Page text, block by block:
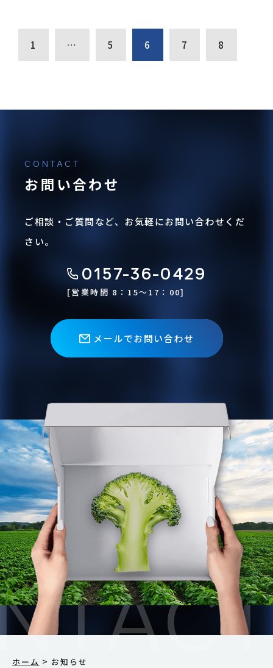
1 … 5 6 7 8
お問い合わせ
ご相談・ご質問など、お気軽にお問い合わせくだ
さい。
0157-36-0429
[営業時間 8：15〜17：00]
メールでお問い合わせ
ホーム > お知らせ